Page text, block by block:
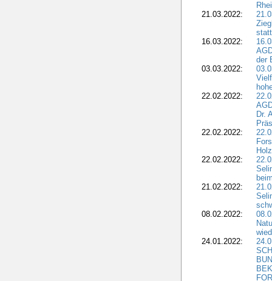
21.03.2022:
16.03.2022:
der
03.03.2022:
22.02.2022:
Dr.
22.02.2022:
22.02.2022:
21.02.2022:
08.02.2022:
24.01.2022: